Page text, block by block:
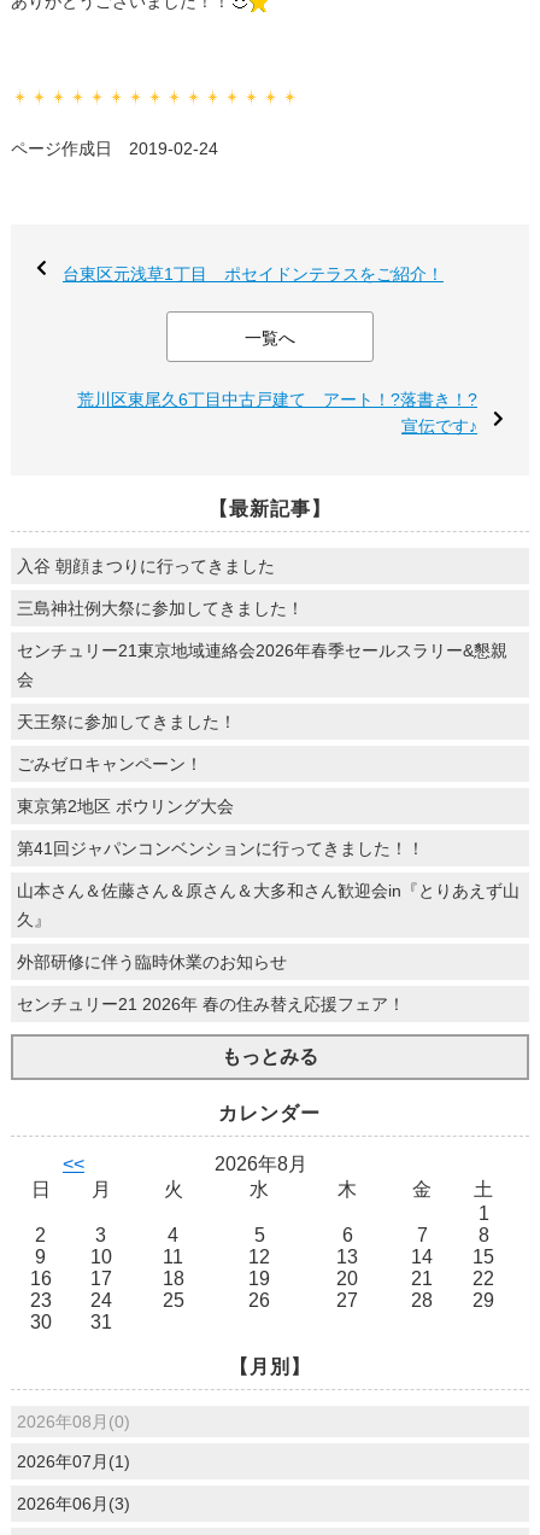
ページ作成日 2019-02-24
台東区元浅草1丁目 ポセイドンテラスをご紹介！
一覧へ
荒川区東尾久6丁目中古戸建て アート！?落書き！?
宣伝です♪
【最新記事】
入谷 朝顔まつりに行ってきました
三島神社例大祭に参加してきました！
センチュリー21東京地域連絡会2026年春季セールスラリー&懇親
会
天王祭に参加してきました！
ごみゼロキャンペーン！
東京第2地区 ボウリング大会
第41回ジャパンコンベンションに行ってきました！！
山本さん＆佐藤さん＆原さん＆大多和さん歓迎会in『とりあえず山
久』
外部研修に伴う臨時休業のお知らせ
センチュリー21 2026年 春の住み替え応援フェア！
もっとみる
カレンダー
<<
2026年8月
日
月 火 水 木 金
土
1
2
3 4 5 6 7
8
9
10 11 12 13 14
15
16
17 18 19 20 21
22
23
24 25 26 27 28
29
30
31
【月別】
2026年08月(0)
2026年07月(1)
2026年06月(3)